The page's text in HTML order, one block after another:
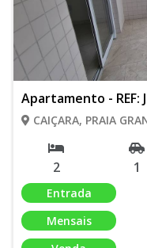
Apartamento - REF:
CAIÇARA, PRAIA
2 1
Entrada
Mensais